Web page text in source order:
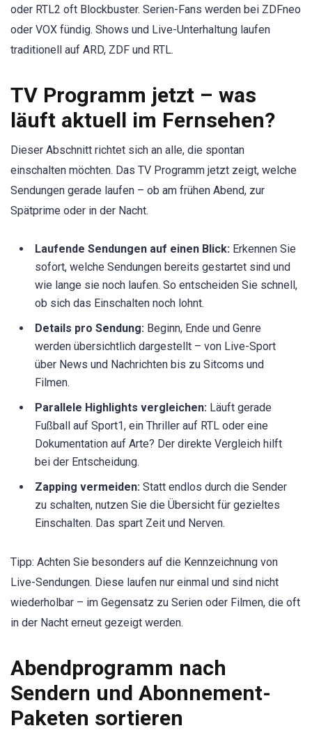
oder RTL2 oft Blockbuster. Serien-Fans werden bei ZDFneo
oder VOX fündig. Shows und Live-Unterhaltung laufen
traditionell auf ARD, ZDF und RTL.
TV Programm jetzt – was
läuft aktuell im Fernsehen?
Dieser Abschnitt richtet sich an alle, die spontan
einschalten möchten. Das TV Programm jetzt zeigt, welche
Sendungen gerade laufen – ob am frühen Abend, zur
Spätprime oder in der Nacht.
Laufende Sendungen auf einen Blick: Erkennen Sie
sofort, welche Sendungen bereits gestartet sind und
wie lange sie noch laufen. So entscheiden Sie schnell,
ob sich das Einschalten noch lohnt.
Details pro Sendung: Beginn, Ende und Genre
werden übersichtlich dargestellt – von Live-Sport
über News und Nachrichten bis zu Sitcoms und
Filmen.
Parallele Highlights vergleichen: Läuft gerade
Fußball auf Sport1, ein Thriller auf RTL oder eine
Dokumentation auf Arte? Der direkte Vergleich hilft
bei der Entscheidung.
Zapping vermeiden: Statt endlos durch die Sender
zu schalten, nutzen Sie die Übersicht für gezieltes
Einschalten. Das spart Zeit und Nerven.
Tipp: Achten Sie besonders auf die Kennzeichnung von
Live-Sendungen. Diese laufen nur einmal und sind nicht
wiederholbar – im Gegensatz zu Serien oder Filmen, die oft
in der Nacht erneut gezeigt werden.
Abendprogramm nach
Sendern und Abonnement-
Paketen sortieren